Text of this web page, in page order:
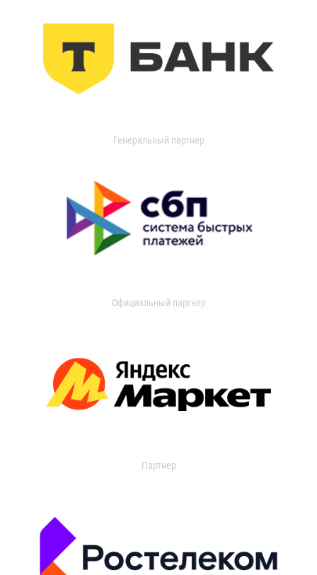
Генеральный партнер
Официальный партнер
Партнер